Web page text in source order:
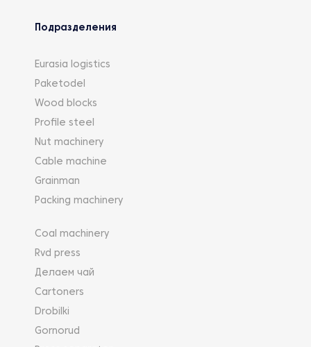
Подразделения
Eurasia logistics
Paketodel
Wood blocks
Profile steel
Nut machinery
Cable machine
Grainman
Packing machinery
Coal machinery
Rvd press
Делаем чай
Cartoners
Drobilki
Gornorud